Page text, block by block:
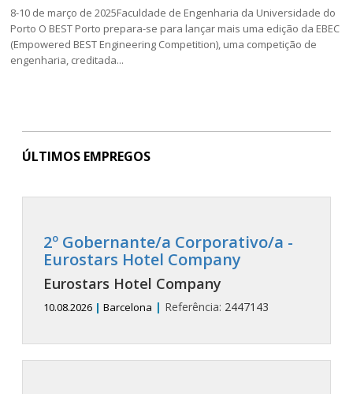
8-10 de março de 2025Faculdade de Engenharia da Universidade do
Porto O BEST Porto prepara-se para lançar mais uma edição da EBEC
(Empowered BEST Engineering Competition), uma competição de
engenharia, creditada...
ÚLTIMOS EMPREGOS
2º Gobernante/a Corporativo/a -
Eurostars Hotel Company
Eurostars Hotel Company
10.08.2026 | Barcelona | Referência: 2447143